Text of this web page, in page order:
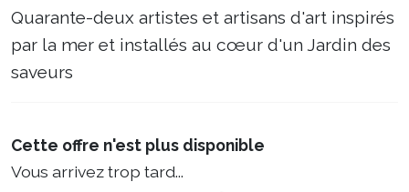
Quarante-deux artistes et artisans d'art inspirés
par la mer et installés au cœur d'un Jardin des
saveurs
Cette offre n'est plus disponible
Vous arrivez trop tard...